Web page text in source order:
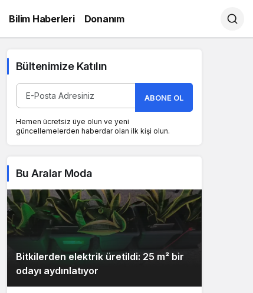
Bilim Haberleri Donanım
Bültenimize Katılın
ABONE OL
Hemen ücretsiz üye olun ve yeni
güncellemelerden haberdar olan ilk kişi olun.
Bu Aralar Moda
Bitkilerden elektrik üretildi: 25 m² bir
odayı aydınlatıyor